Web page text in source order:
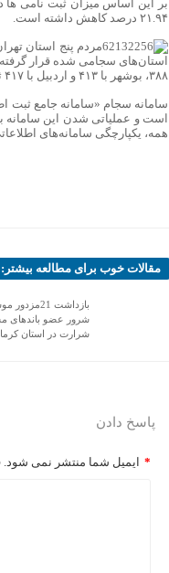
۲۱.۹۴ درصد کاهش داشته است.
۳۸۸، بوشهر با ۴۱۳ و اردبیل با ۴۱۷ ثبت نام تشکیل شده است.
سامانه سجام «سامانه جامع ثبت
است و عملیاتی شدن این سامانه
همه، یکپارچگی سامانه‌های
مقالات خوب برای مطالعه بیشتر:
شرور عضو
شرارت در استان
پاسخ دادن
ایمیل شما منتشر نمی شود. *